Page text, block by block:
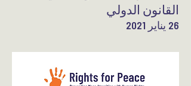
القانون الدولي
26 يناير 2021